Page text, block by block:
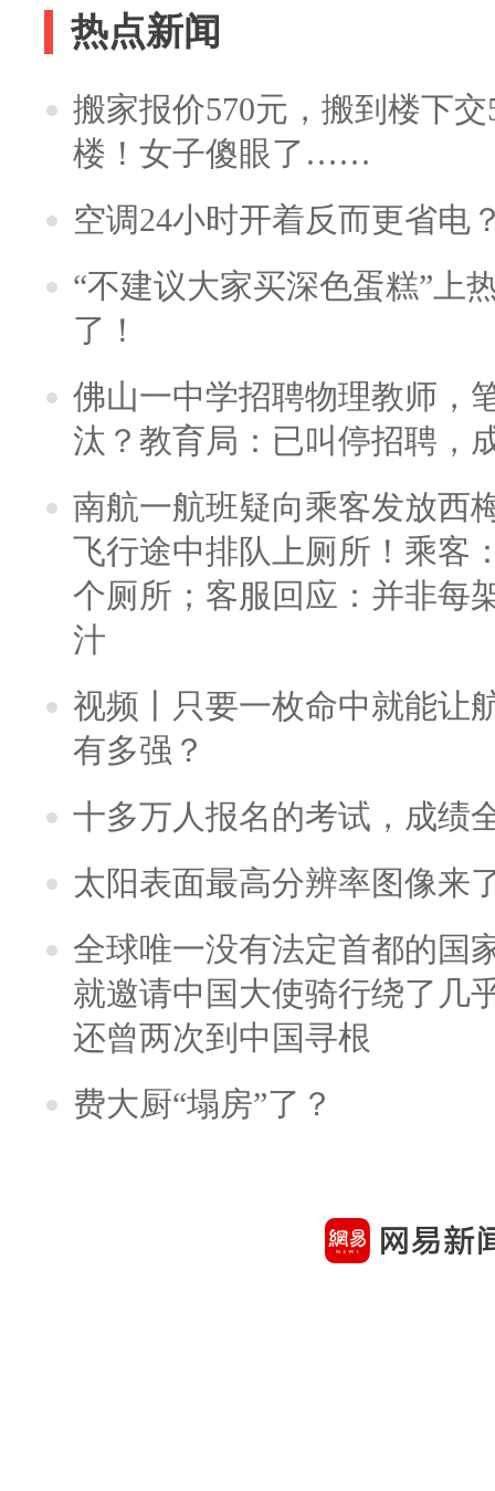
热点新闻
搬家报价570元，搬到楼下
楼！女子傻眼了……
空调24小时开着反而更省电
“不建议大家买深色蛋糕”上
了！
佛山一中学招聘物理教师，
汰？教育局：已叫停招聘，
南航一航班疑向乘客发放西
飞行途中排队上厕所！乘客
个厕所；客服回应：并非每
汁
视频丨只要一枚命中就能让
有多强？
十多万人报名的考试，成绩
太阳表面最高分辨率图像来
全球唯一没有法定首都的国
就邀请中国大使骑行绕了几
还曾两次到中国寻根
费大厨“塌房”了？